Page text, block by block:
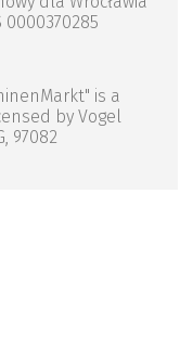
0000370285
is a
by Vogel
97082